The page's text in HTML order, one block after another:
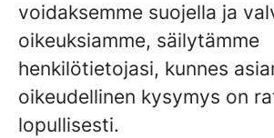
voidaksemme suojella ja
oikeuksiamme, säilytämme
henkilötietojasi, kunnes
oikeudellinen kysymys on
lopullisesti.